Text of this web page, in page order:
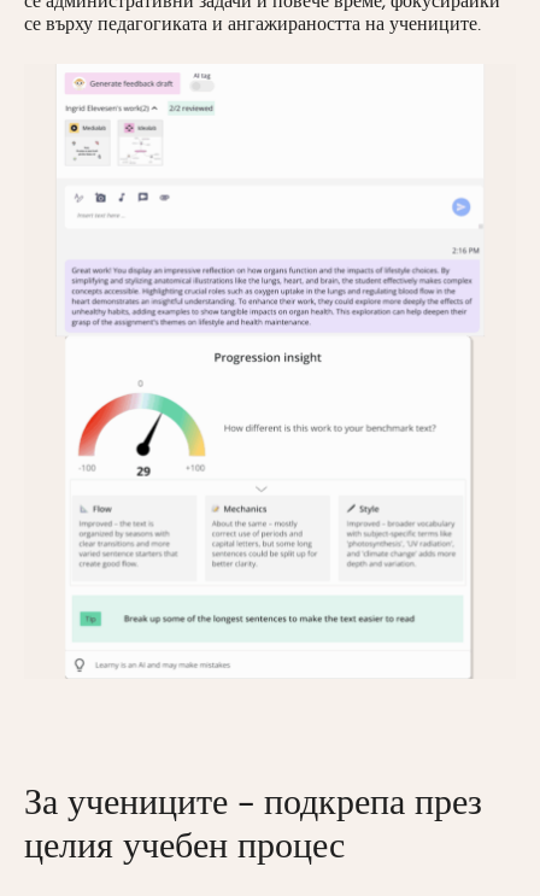
се върху педагогиката и ангажираността на учениците.
За учениците – подкрепа през
целия учебен процес